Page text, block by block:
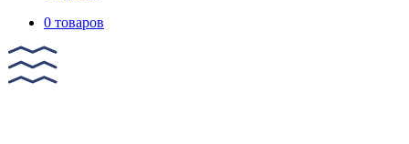
0 товаров